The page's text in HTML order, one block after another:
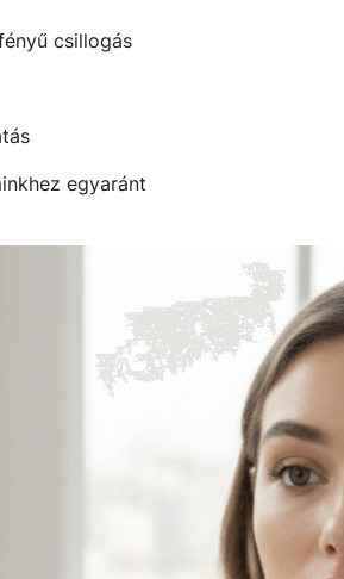
csillogás
egyaránt